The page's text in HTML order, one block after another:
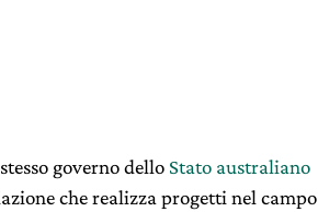
governo dello Stato australiano
che realizza progetti nel campo